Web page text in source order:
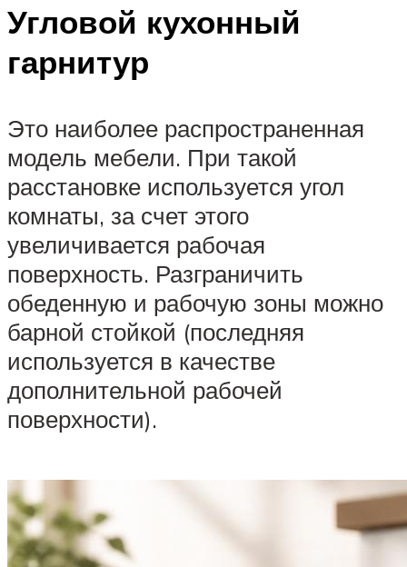
Угловой кухонный
гарнитур
Это наиболее распространенная
модель мебели. При такой
расстановке используется угол
комнаты, за счет этого
увеличивается рабочая
поверхность. Разграничить
обеденную и рабочую зоны можно
барной стойкой (последняя
используется в качестве
дополнительной рабочей
поверхности).